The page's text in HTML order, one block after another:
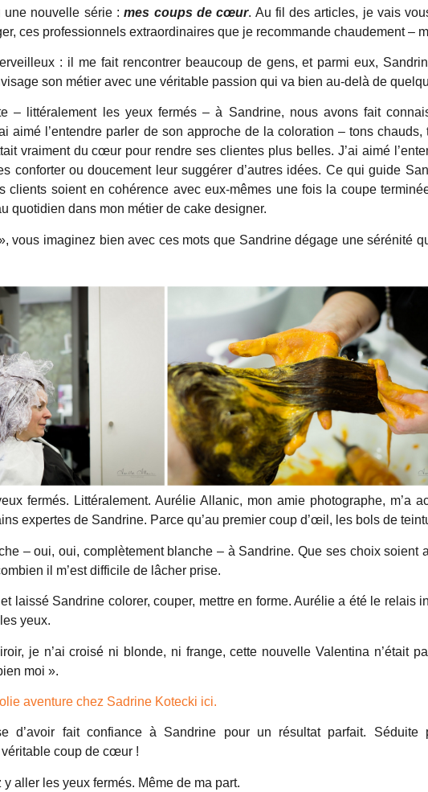
une nouvelle série :mes coups de cœur. Au fil des articles, je vais
ces professionnels extraordinaires que je recommande chaudement –
: il me fait rencontrer beaucoup de gens, et parmi eux,
son métier avec une véritable passion qui va bien au-delà de
– littéralement les yeux fermés – à Sandrine, nous avons fait
aimé l’entendre parler de son approche de la coloration – tons
vraiment du cœur pour rendre ses clientes plus belles. J’ai aimé
conforter ou doucement leur suggérer d’autres idées. Ce qui guide
clients soient en cohérence avec eux-mêmes une fois la coupe
quotidien dans mon métier de cake designer.
vous imaginez bien avec ces mots que Sandrine dégage une sérénité
fermés. Littéralement. Aurélie Allanic, mon amie photographe, m’a
expertes de Sandrine. Parce qu’au premier coup d’œil, les bols de
– oui, oui, complètement blanche – à Sandrine. Que ses choix
il m’est difficile de lâcher prise.
laissé Sandrine colorer, couper, mettre en forme. Aurélie a été le relais
yeux.
je n’ai croisé ni blonde, ni frange, cette nouvelle Valentina n’était
moi ».
aventure chez Sadrine Kotecki ici.
d’avoir fait confiance à Sandrine pour un résultat parfait.
coup de cœur !
aller les yeux fermés. Même de ma part.